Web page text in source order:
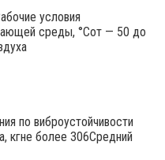
условия
среды, °Сот — 50 до
по виброустойчивости
кгне более 306Средний